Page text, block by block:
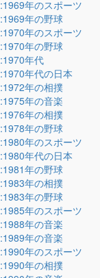
:1969年のスポーツ
:1969年の野球
:1970年のスポーツ
:1970年の野球
:1970年代
:1970年代の日本
:1972年の相撲
:1975年の音楽
:1976年の相撲
:1978年の野球
:1980年のスポーツ
:1980年代の日本
:1981年の野球
:1983年の相撲
:1983年の野球
:1985年のスポーツ
:1988年の音楽
:1989年の音楽
:1990年のスポーツ
:1990年の相撲